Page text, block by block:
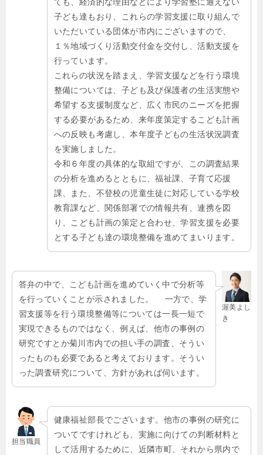
子ども達もおり、これらの学習支援に取り組んで
いただいている団体が市内にございますので、
１％地域づくり活動交付金を交付し、活動支援を
行っています。
これらの状況を踏まえ、学習支援などを行う環境
整備については、子ども及び保護者の生活実態や
希望する支援制度など、広く市民のニーズを把握
する必要があるため、来年度策定するこども計画
への反映も考慮し、本年度子どもの生活状況調査
を実施しました。
令和６年度の具体的な取組ですが、この調査結果
の分析を進めるとともに、福祉課、子育て応援
課、また、不登校の児童生徒に対応している学校
教育課など、関係部署での情報共有、連携を図
り、こども計画の策定と合わせ、学習支援を必要
とする子ども達の環境整備を進めてまいります。
渥美よし
き
答弁の中で、こども計画を進めていく中で分析等
を行っていくことが示されました。 一方で、学
習支援等を行う環境整備等については一長一短で
実現できるものではなく、例えば、他市の事例の
研究ですとか菊川市内での担い手の調査、そうい
ったものも必要であると考えております。そうい
った調査研究について、方針があれば伺います。
担当職員
健康福祉部長でございます。他市の事例の研究に
ついてですけれども、実施に向けての判断材料と
して活用するために、近隣市町、それから県内で